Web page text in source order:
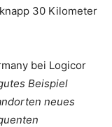
30 Kilometer
bei Logicor
Beispiel
neues